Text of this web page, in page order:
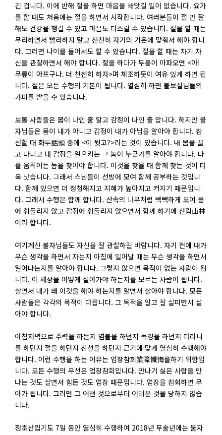
긴 겁니다. 이에 반해 절을 하면 마음을 빼앗길 일이 없습니다. 요가
를 할 때도 처음에는 절을 하면서 시작합니다. 여러분들이 절 만 잘
해도 건강을 챙길 수 있고 마음도 다스릴 수 있습니다. 절을 할 때는
무리하면서 빨리하지 말고 천천히 자기의 기운에 맞춰서 해야 합니
다. 그러면 나이를 들어서도 할 수 있습니다. 절을 할 때는 자기 자
신을 관찰하면서 해야 합니다. 절을 하다가 무릎이 아파오면 <아!
무릎이 아프구나. 더 천천히 하자>며 체조하듯이 여유 있게 하면 됩
니다. 절은 모든 수행의 기본이 됩니다. 열심히 하면 불보살님들의
가피를 받을 수 있습니다.
보통 사람들은 몸이 나인 줄 알고 감정이 나인 줄 압니다. 하지만 불
자님들은 몸이 내가 아니고 감정이 내가 아님을 알아야 합니다. 참
선할 때 화두話頭 중에 <이 뭣고?>라는 것이 있습니다. 내 몸을 끌
고 다니고 내 감정을 일으키는 그 놈이 누군가를 알아야 합니다. 나
를 움직이는 놈을 찾아야 합니다. 이것을 찾을 때 함께 찾는 것이 더
욱 낫습니다. 그래서 스님들이 선방에 모여 함께 공부하는 것입니
다. 함께 있으면 더 청청해지고 지혜가 높아지고 커지기 때문입니
다. 그래서 수행은 함께 합니다. 산속의 나무처럼 빽빽하게 모여 몸
에 휘둘리지 않고 감정에 휘둘리지 않으면서 함께 하기에 산림山林
이라 합니다.
여기계신 불자님들도 자신을 잘 관찰하길 바랍니다. 자기 전에 내가
무슨 생각을 하면서 자는지 아침에 일어날 때는 무슨 생각을 하면서
일어나는지를 알아야 합니다. 그렇지 않으면 목적이 없는 사람이 됩
니다. 이 세상을 어떻게 살아가야 하는지를 모르는 사람이 됩니다.
살면서 내가 왜 이것을 해야 하는지를 알면서 살아야 합니다. 모든
사람들은 각각의 목적이 다릅니다. 그 목적을 알고 잘 살피면서 살
아야 합니다.
아침저녁으로 주력을 하든지 염불을 하던지 독경을 하던지 다라니
를 하던지 절을 하던지 참선을 하던지 근기에 맞게 열심히 수행해야
합니다. 이런 수행을 하는 이유는 업장참회業障懺悔를하기 위함입
니다. 모든 수행의 우선은 업장참회입니다. 만나기 싫은 사람을 만
나는 것도 살면서 힘든 것도 업장 때문입니다. 업장을 참회하면 무
아가 됩니다. 그러면 그 어떤 것으로부터 어려운 것을 당하지 않습
니다.
정초산림기도 7일 동안 열심히 수행하여 2018년 무술년에는 불자